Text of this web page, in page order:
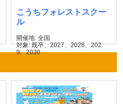
こうちフォレストスクー
ル
開催地: 全国
対象: 既卒、2027、2028、202
9、2030